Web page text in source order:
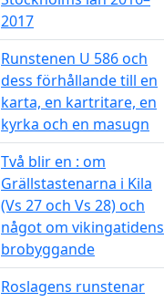
2017
Runstenen U 586 och
dess förhållande till en
karta, en kartritare, en
kyrka och en masugn
Två blir en : om
Grällstastenarna i Kila
(Vs 27 och Vs 28) och
något om vikingatidens
brobyggande
Roslagens runstenar